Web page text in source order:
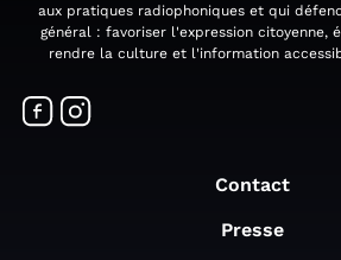
aux pratiques radiophoniques et qui
général : favoriser l'expression citoyenne,
rendre la culture et l'information
Contact
Presse